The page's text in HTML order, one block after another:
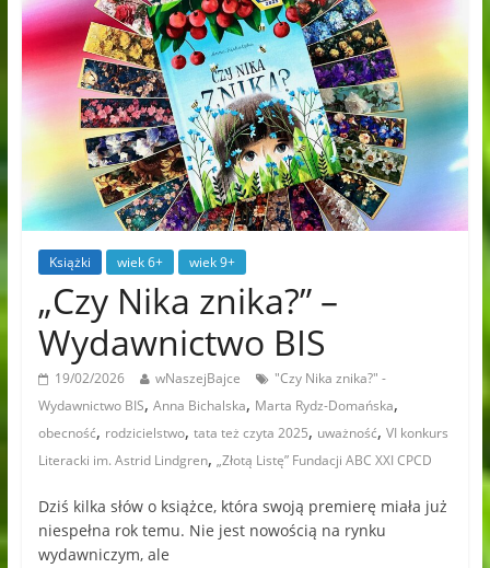
Książki wiek 6+ wiek 9+
„Czy Nika znika?” –
Wydawnictwo BIS
19/02/2026 wNaszejBajce
"Czy Nika znika?" -
Wydawnictwo BIS, Anna Bichalska, Marta Rydz-Domańska,
obecność, rodzicielstwo, tata też czyta 2025, uważność, VI konkurs
Literacki im. Astrid Lindgren, „Złotą Listę” Fundacji ABC XXI CPCD
Dziś kilka słów o książce, która swoją premierę miała już
niespełna rok temu. Nie jest nowością na rynku
wydawniczym, ale